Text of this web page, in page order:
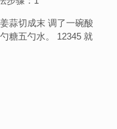
蒜切成末 调了一碗酸
糖五勺水。 12345 就